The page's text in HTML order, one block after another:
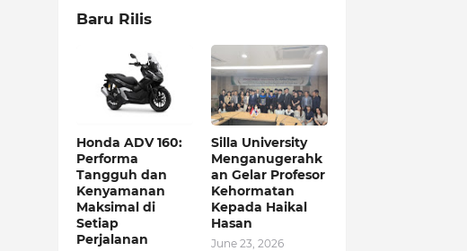
Baru Rilis
Honda ADV 160:
Performa
Tangguh dan
Kenyamanan
Maksimal di
Setiap
Perjalanan
Silla University
Menganugerahk
an Gelar Profesor
Kehormatan
Kepada Haikal
Hasan
June 23, 2026